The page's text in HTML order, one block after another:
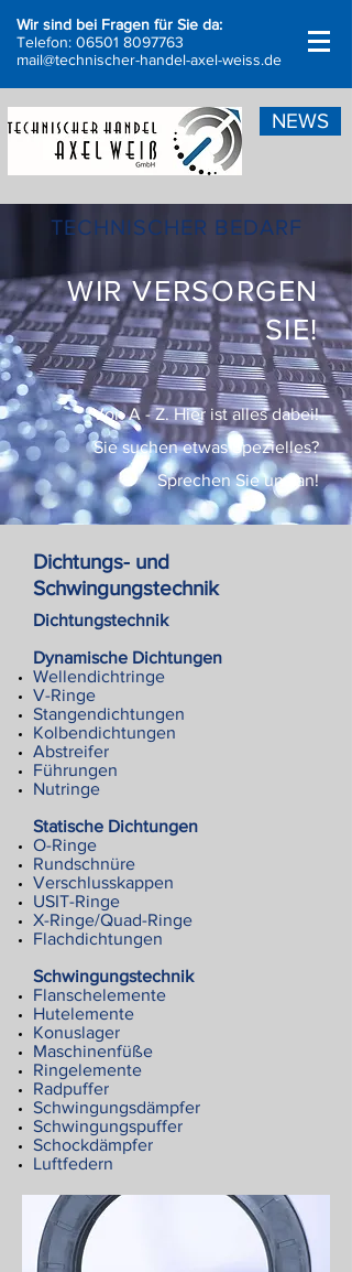
Wir sind bei Fragen für Sie da:
Telefon: 06501 8097763
mail@technischer-handel-axel-weiss.de
NEWS
TECHNISCHER BEDARF
WIR VERSORGEN
SIE!
Von A - Z. Hier ist alles dabei!
Sie suchen etwas Spezielles?
Sprechen Sie uns an!
Dichtungs- und
Schwingungstechnik
Dichtungstechnik
Dynamische Dichtungen
Wellendichtringe
V-Ringe
Stangendichtungen
Kolbendichtungen
Abstreifer
Führungen
Nutringe
Statische Dichtungen
O-Ringe
Rundschnüre
Verschlusskappen
USIT-Ringe
X-Ringe/Quad-Ringe
Flachdichtungen
Schwingungstechnik
Flanschelemente
Hutelemente
Konuslager
Maschinenfüße
Ringelemente
Radpuffer
Schwingungsdämpfer
Schwingungspuffer
Schockdämpfer
Luftfedern